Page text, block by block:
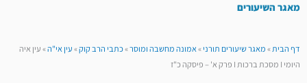
מאגר השיעורים
דף הבית»מאגר שיעורים תורני»אמונה מחשבה ומוסר»כתבי הרב קוק»עין אי"ה»עין איה
היומי I מסכת ברכות I פרק א' – פיסקה כ"ז